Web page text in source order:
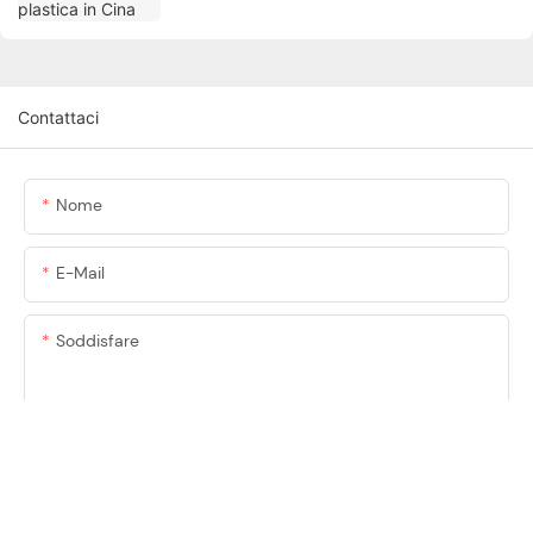
Contattaci
Nome
E-Mail
Soddisfare